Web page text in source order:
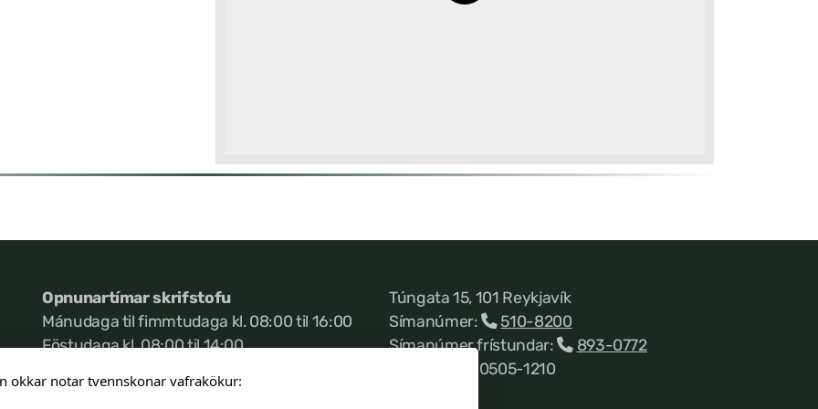
Opnunartímar skrifstofu
Mánudaga til fimmtudaga kl. 08:00 til 16:00
Föstudaga kl. 08:00 til 14:00
Túngata 15, 101 Reykjavík
Símanúmer:
510-8200
Símanúmer frístundar:
893-0772
Kennitala 660505-1210
okkar notar tvennskonar vafrakökur: